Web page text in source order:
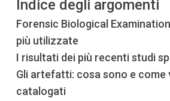
Indice degli argomenti
Forensic Biological
più utilizzate
I risultati dei più recenti studi
Gli artefatti: cosa sono e come
catalogati